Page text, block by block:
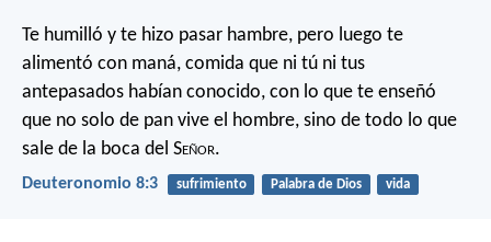
Te humilló y te hizo pasar hambre, pero luego te
alimentó con maná, comida que ni tú ni tus
antepasados habían conocido, con lo que te enseñó
que no solo de pan vive el hombre, sino de todo lo que
sale de la boca del Señor.
Deuteronomio 8:3 sufrimiento Palabra de Dios vida